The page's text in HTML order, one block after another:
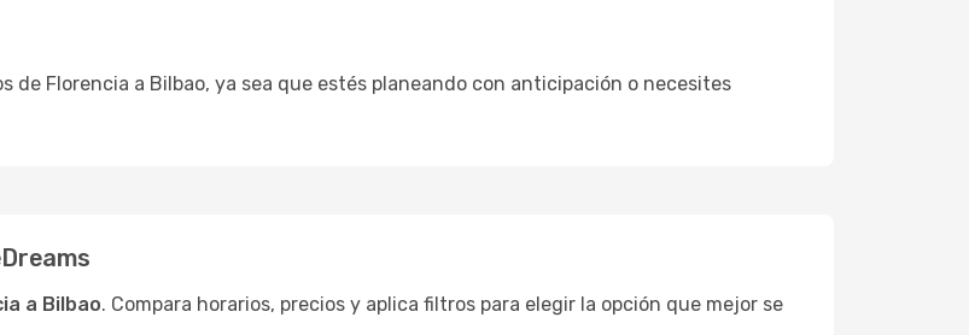
de Florencia a Bilbao, ya sea que estés planeando con anticipación o necesites
a Bilbao. Compara horarios, precios y aplica filtros para elegir la opción que mejor se